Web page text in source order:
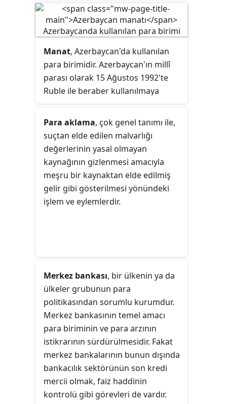
Kazakistan Ulusal Bankası
tarafından tedavüle sürüldü.
Kazakistan'ın bağımsız bir
ekonomik gelişme yolunda ilerleme
çabaları 1996 yılından itibaren
sonuç vermeye başladı ve
bağımsızlık tarihinde ilk defa
içerisinde enflasyon denetim altına
alınmaya başlanmıştır.
Manat, Azerbaycan'da kullanılan
para birimidir. Azerbaycan'ın millî
parası olarak 15 Ağustos 1992'te
Ruble ile beraber kullanılmaya
ülkede geçerli olan tek para
birimidir.
Para aklama, çok genel tanımı ile,
suçtan elde edilen malvarlığı
değerlerinin yasal olmayan
kaynağının gizlenmesi amacıyla
meşru bir kaynaktan elde edilmiş
gelir gibi gösterilmesi yönündeki
işlem ve eylemlerdir.
Merkez bankası, bir ülkenin ya da
ülkeler grubunun para
politikasından sorumlu kurumdur.
Merkez bankasının temel amacı
para biriminin ve para arzının
istikrarının sürdürülmesidir. Fakat
merkez bankalarının bunun dışında
bankacılık sektörünün son kredi
mercii olmak, faiz haddinin
kontrolü gibi görevleri de vardır.